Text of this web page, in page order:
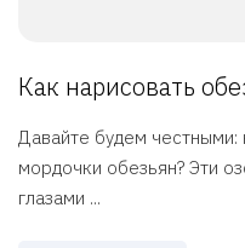
Как нарисовать
Давайте будем
мордочки обезьян? Эти
глазами ...